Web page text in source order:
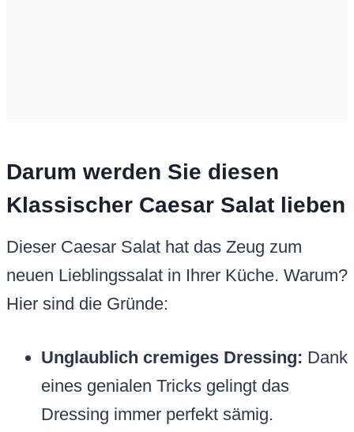
Darum werden Sie diesen
Klassischer Caesar Salat lieben
Dieser Caesar Salat hat das Zeug zum
neuen Lieblingssalat in Ihrer Küche. Warum?
Hier sind die Gründe:
Unglaublich cremiges Dressing: Dank
eines genialen Tricks gelingt das
Dressing immer perfekt sämig.